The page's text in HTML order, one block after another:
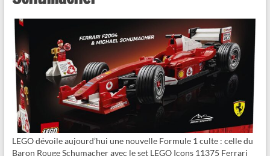
LEGO dévoile aujourd’hui une nouvelle Formule 1 culte : celle du
Baron Rouge Schumacher avec le set LEGO Icons 11375 Ferrari